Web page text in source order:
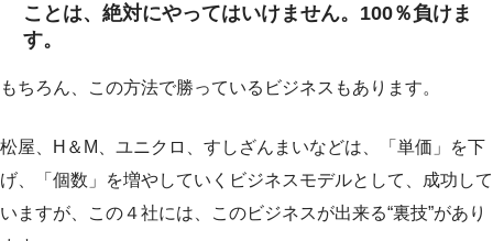
ことは、絶対にやってはいけません。100％負けま
す。
もちろん、この方法で勝っているビジネスもあります。
松屋、H＆M、ユニクロ、すしざんまいなどは、「単価」を下
げ、「個数」を増やしていくビジネスモデルとして、成功して
いますが、この４社には、このビジネスが出来る“裏技”があり